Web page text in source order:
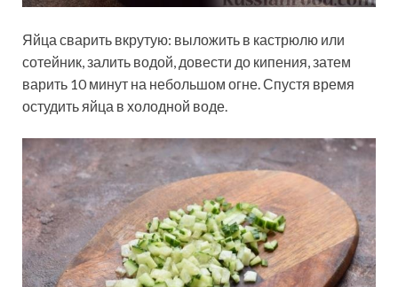
Яйца сварить вкрутую: выложить в кастрюлю или
сотейник, залить водой, довести до кипения, затем
варить 10 минут на небольшом огне. Спустя время
остудить яйца в холодной воде.